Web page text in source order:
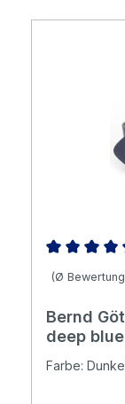
(Ø
Bernd
deep blue
Farbe: